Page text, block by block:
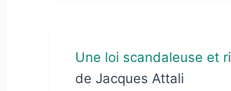
Une loi scandaleuse et
de Jacques Attali